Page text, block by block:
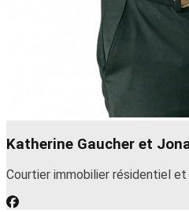
Katherine Gaucher et
Courtier immobilier résidentiel et